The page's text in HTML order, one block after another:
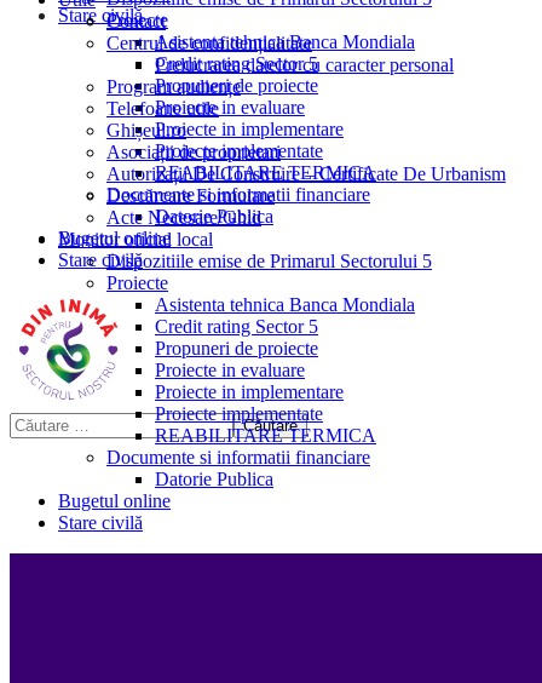
Stare civilă
Proiecte
Asistenta tehnica Banca Mondiala
Credit rating Sector 5
Propuneri de proiecte
Proiecte in evaluare
Proiecte in implementare
Proiecte implementate
REABILITARE TERMICA
Documente si informatii financiare
Datorie Publica
Bugetul online
Stare civilă
Contact
Centrul de confidențialitate
Prelucrarea datelor cu caracter personal
Program audiențe
Telefoane utile
Ghișeul.ro
Asociații de proprietari
Autorizații De Construire – Certificate De Urbanism
Descărcare Formulare
Acte Necesare/Ghid
Monitor oficial local
Dispozitiile emise de Primarul Sectorului 5
Proiecte
Asistenta tehnica Banca Mondiala
Credit rating Sector 5
Propuneri de proiecte
Proiecte in evaluare
Proiecte in implementare
Proiecte implementate
REABILITARE TERMICA
Documente si informatii financiare
Datorie Publica
Bugetul online
Stare civilă